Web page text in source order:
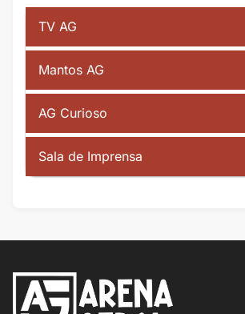
TV AG
Mantos AG
AG Curioso
Sala de Imprensa